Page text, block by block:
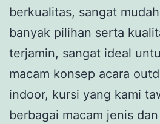
berkualitas, sangat
banyak pilihan serta
terjamin, sangat ideal
macam konsep acara
indoor, kursi yang kami
berbagai macam jenis